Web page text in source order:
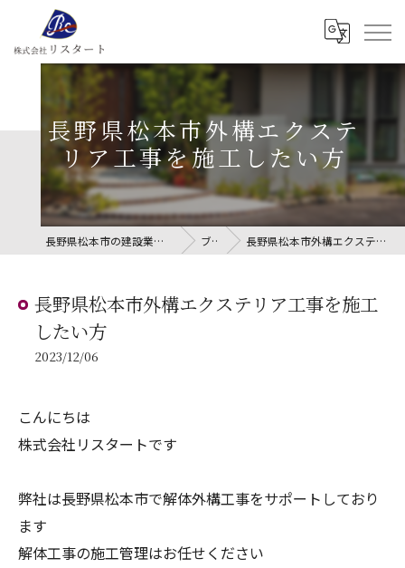
長野県松本市外構エクステ
リア工事を施工したい方
長野県松本市の建設業なら株式会社リスタート ブログ 長野県松本市外構エクステリア工事を施工したい方
長野県松本市外構エクステリア工事を施工
したい方
2023/12/06
こんにちは
株式会社リスタートです
弊社は長野県松本市で解体外構工事をサポートしており
ます
解体工事の施工管理はお任せください